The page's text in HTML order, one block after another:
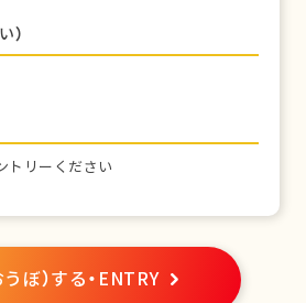
）
トリーください
うぼ）する・ENTRY